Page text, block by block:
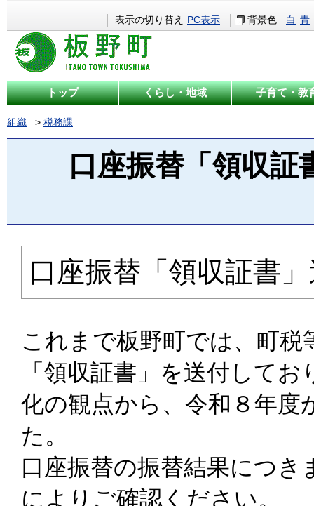
表示の切り替え PC表示 背景色 白 青
トップ くらし・地域 子育て・教
組織 税務課
口座振替「領収証
口座振替「領収証書
これまで板野町では、町
「領収証書」を送付して
化の観点から、令和８年
た。
口座振替の振替結果につ
によりご確認ください。